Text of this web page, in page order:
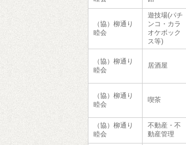
（協）柳通り
睦会
遊技場(パチ
ンコ・カラ
オケボック
ス等)
（協）柳通り
睦会
居酒屋
（協）柳通り
睦会
喫茶
（協）柳通り
睦会
不動産・不
動産管理